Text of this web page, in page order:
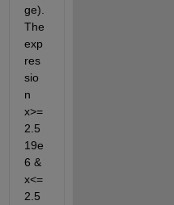
ge).
The
exp
res
sio
n
x>=
2.5
19e
6 &
x<=
2.5